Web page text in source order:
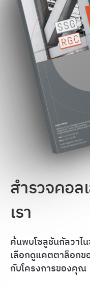
สำรวจคอล
เรา
ค้นพบโซลูชันกัลวาไ
เลือกดูแคตตาล็อกข
กับโครงการของคุณ